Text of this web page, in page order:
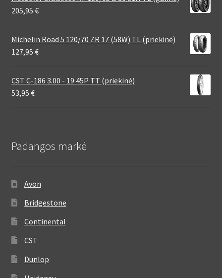
205,95 €
Michelin Road 5 120/70 ZR 17 (58W) TL (priekinė)
127,95 €
CST C-186 3.00 - 19 45P TT (priekinė)
53,95 €
Padangos markė
Avon
Bridgestone
Continental
CST
Dunlop